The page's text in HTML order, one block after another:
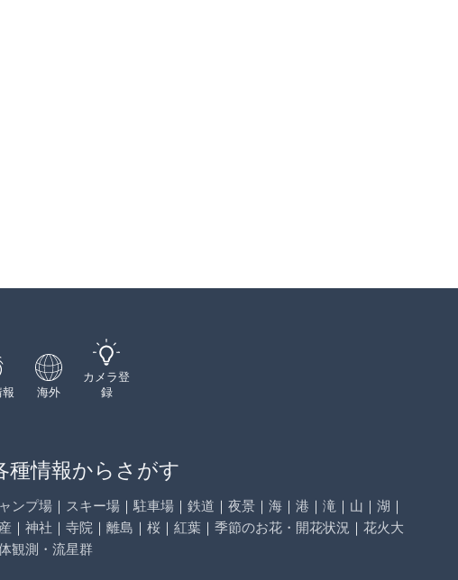
海外
カメラ登
録
種情報からさがす
ンプ場 ｜ スキー場 ｜ 駐車場 ｜ 鉄道 ｜ 夜景 ｜ 海 ｜ 港 ｜ 滝 ｜ 山 ｜ 湖 ｜
｜ 神社 ｜ 寺院 ｜ 離島 ｜ 桜 ｜ 紅葉 ｜ 季節のお花・開花状況 ｜ 花火大
観測・流星群